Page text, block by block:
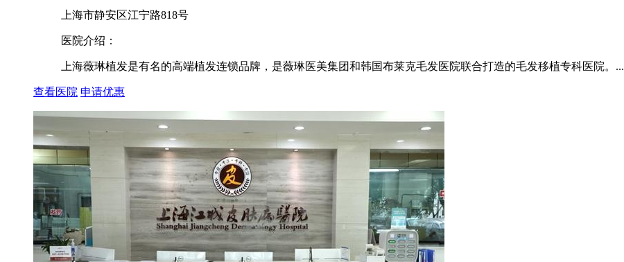
上海市静安区江宁路818号
医院介绍：
上海薇琳植发是有名的高端植发连锁品牌，是薇琳医美集团和韩国布莱克毛发医院联合打造的毛发移植专科医院。...
查看医院 申请优惠